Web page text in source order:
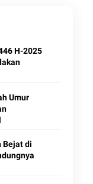
H-2025
Umur
Bejat di